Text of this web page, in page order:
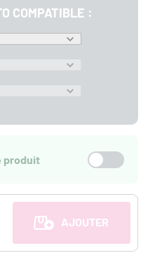
COMPATIBLE :
produit
AJOUTER AU